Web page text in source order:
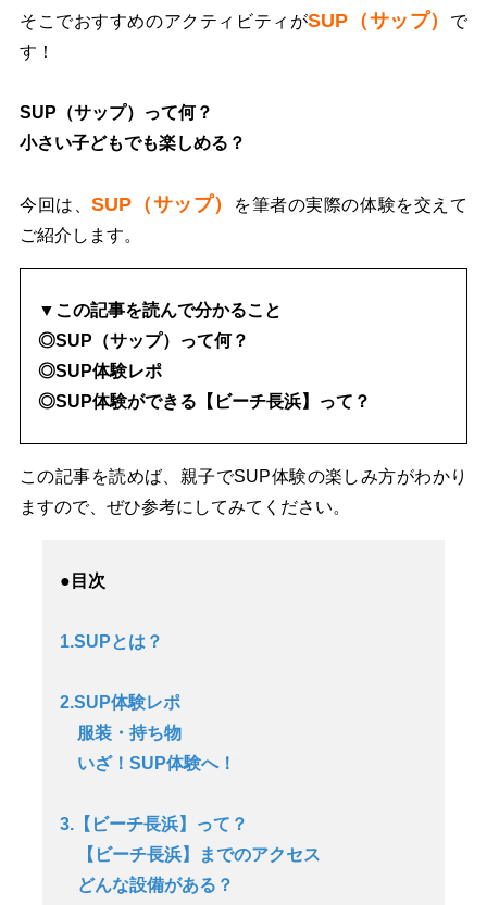
そこでおすすめのアクティビティがSUP（サップ）
で
す！
SUP（サップ）って何？
小さい子どもでも楽しめる？
今回は、SUP（サップ）
を筆者の実際の体験を交えて
ご紹介します。
▼この記事を読んで分かること
◎SUP（サップ）って何？
◎SUP体験レポ
◎SUP体験ができる【ビーチ長浜】って？
この記事を読めば、親子でSUP体験の楽しみ方がわかり
ますので、ぜひ参考にしてみてください。
●目次
1.SUPとは？
2.SUP体験レポ
服装・持ち物
いざ！SUP体験へ！
3.【ビーチ長浜】って？
【ビーチ長浜】までのアクセス
どんな設備がある？